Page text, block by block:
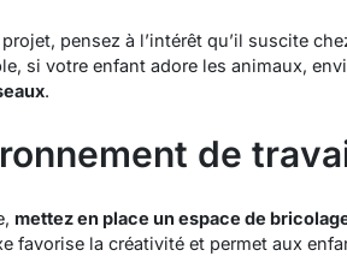
pensez à l’intérêt qu’il suscite
si votre enfant adore les animaux,
.
de
mettez en place un espace de
favorise la créativité et permet aux